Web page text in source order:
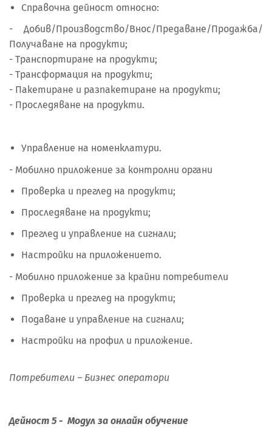
Справочна дейност относно:
- Добив/Производство/Внос/Предаване/Продажба/
Получаване на продукти;
- Транспортиране на продукти;
- Трансформация на продукти;
- Пакетиране и разпакетиране на продукти;
- Проследяване на продукти.
Управление на номенклатури.
- Мобилно приложение за контролни органи
Проверка и преглед на продукти;
Проследяване на продукти;
Преглед и управление на сигнали;
Настройки на приложението.
- Мобилно приложение за крайни потребители
Проверка и преглед на продукти;
Подаване и управление на сигнали;
Настройки на профил и приложение.
Потребители – Бизнес оператори
Дейност 5 - Модул за онлайн обучение